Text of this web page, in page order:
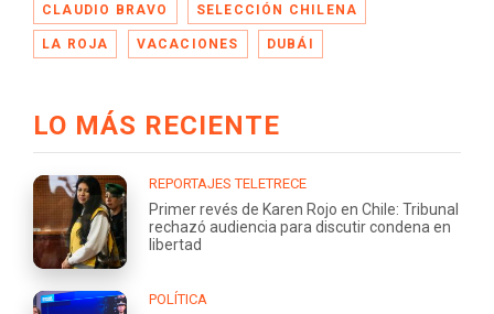
CLAUDIO BRAVO SELECCIÓN CHILENA
LA ROJA VACACIONES DUBÁI
LO MÁS RECIENTE
REPORTAJES TELETRECE
Primer revés de Karen Rojo en Chile: Tribunal
rechazó audiencia para discutir condena en
libertad
POLÍTICA